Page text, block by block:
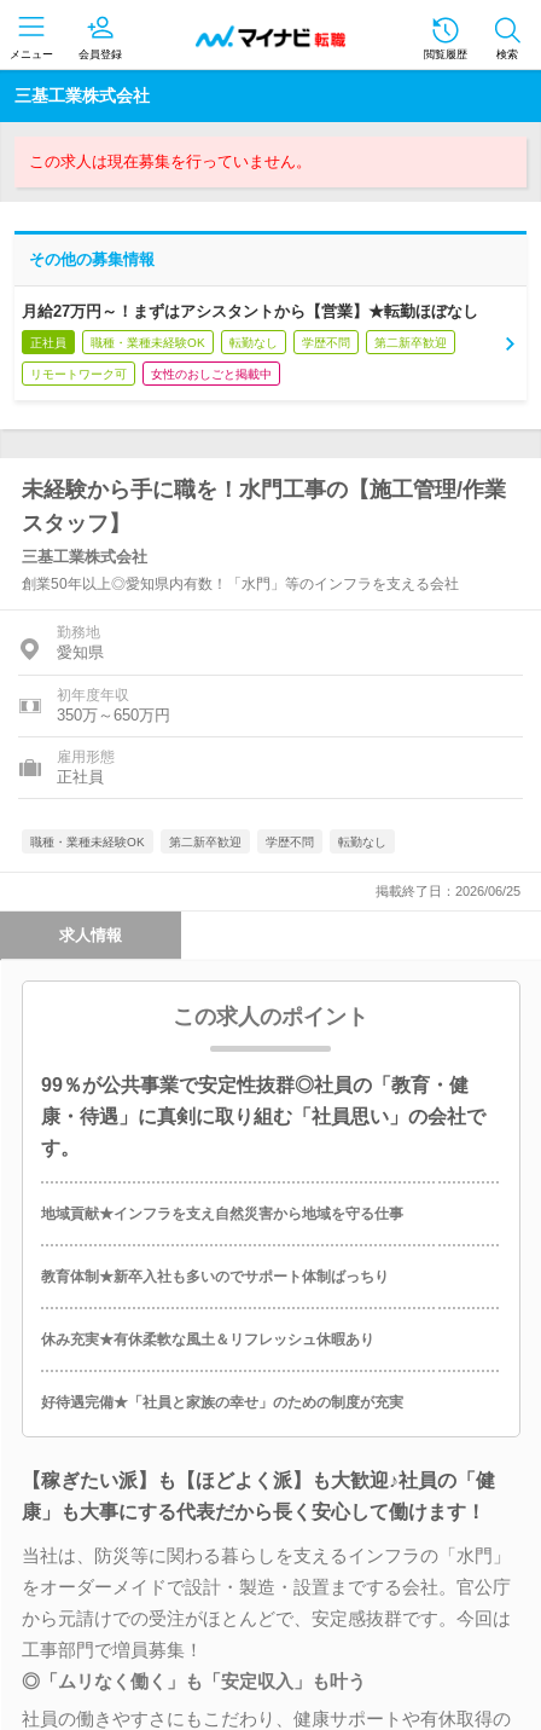
メニュー 会員登録 閲覧履歴 検索
三基工業株式会社
この求人は現在募集を行っていません。
その他の募集情報
月給27万円～！まずはアシスタントから【営業】★転勤ほぼなし
正社員 職種・業種未経験OK 転勤なし 学歴不問 第二新卒歓迎
リモートワーク可 女性のおしごと掲載中
未経験から手に職を！水門工事の【施工管理/作業
スタッフ】
三基工業株式会社
創業50年以上◎愛知県内有数！「水門」等のインフラを支える会社
勤務地
愛知県
初年度年収
350万～650万円
雇用形態
正社員
職種・業種未経験OK 第二新卒歓迎 学歴不問 転勤なし
掲載終了日：2026/06/25
求人情報
この求人のポイント
99％が公共事業で安定性抜群◎社員の「教育・健
康・待遇」に真剣に取り組む「社員思い」の会社で
す。
地域貢献★インフラを支え自然災害から地域を守る仕事
教育体制★新卒入社も多いのでサポート体制ばっちり
休み充実★有休柔軟な風土＆リフレッシュ休暇あり
好待遇完備★「社員と家族の幸せ」のための制度が充実
【稼ぎたい派】も【ほどよく派】も大歓迎♪社員の「健
康」も大事にする代表だから長く安心して働けます！
当社は、防災等に関わる暮らしを支えるインフラの「水門」
をオーダーメイドで設計・製造・設置までする会社。官公庁
から元請けでの受注がほとんどで、安定感抜群です。今回は
工事部門で増員募集！
◎「ムリなく働く」も「安定収入」も叶う
社員の働きやすさにもこだわり、健康サポートや有休取得の